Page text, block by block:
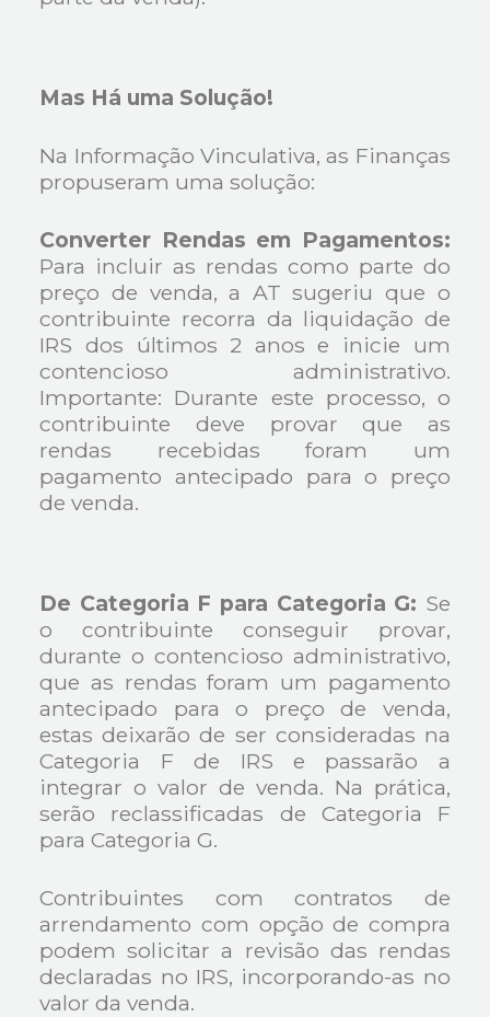
Mas Há uma Solução!
Na Informação Vinculativa, as Finanças
propuseram uma solução:
Converter Rendas em Pagamentos:
Para incluir as rendas como parte do
preço de venda, a AT sugeriu que o
contribuinte recorra da liquidação de
IRS dos últimos 2 anos e inicie um
contencioso administrativo.
Importante: Durante este processo, o
contribuinte deve provar que as
rendas recebidas foram um
pagamento antecipado para o preço
de venda.
De Categoria F para Categoria G: Se
o contribuinte conseguir provar,
durante o contencioso administrativo,
que as rendas foram um pagamento
antecipado para o preço de venda,
estas deixarão de ser consideradas na
Categoria F de IRS e passarão a
integrar o valor de venda. Na prática,
serão reclassificadas de Categoria F
para Categoria G.
Contribuintes com contratos de
arrendamento com opção de compra
podem solicitar a revisão das rendas
declaradas no IRS, incorporando-as no
valor da venda.